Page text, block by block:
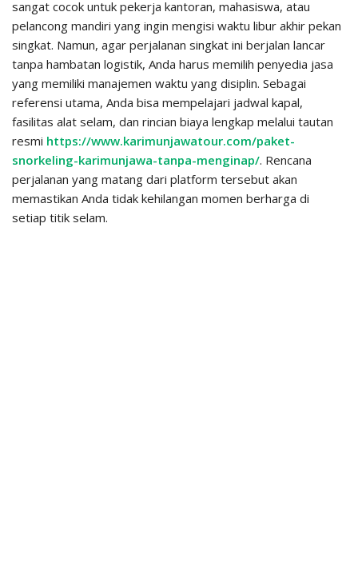
sangat cocok untuk pekerja kantoran, mahasiswa, atau
pelancong mandiri yang ingin mengisi waktu libur akhir pekan
singkat. Namun, agar perjalanan singkat ini berjalan lancar
tanpa hambatan logistik, Anda harus memilih penyedia jasa
yang memiliki manajemen waktu yang disiplin. Sebagai
referensi utama, Anda bisa mempelajari jadwal kapal,
fasilitas alat selam, dan rincian biaya lengkap melalui tautan
resmi https://www.karimunjawatour.com/paket-
snorkeling-karimunjawa-tanpa-menginap/. Rencana
perjalanan yang matang dari platform tersebut akan
memastikan Anda tidak kehilangan momen berharga di
setiap titik selam.